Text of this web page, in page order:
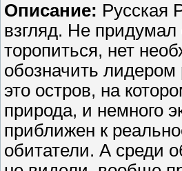
Описание: Русская
взгляд. Не
торопиться, нет
обозначить
это остров, на
природа, и немного
приближен к
обитатели. А среди